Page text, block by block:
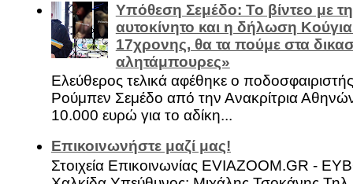
Υπόθεση Σεμέδο: Το βίντεο με
αυτοκίνητο και η δήλωση
17χρονης, θα τα πούμε στα
αλητάμπουρες»
Ελεύθερος τελικά αφέθηκε ο
Ρούμπεν Σεμέδο από την Ανακρίτρια
10.000 ευρώ για το αδίκη...
Επικοινωνήστε μαζί μας!
Στοιχεία Επικοινωνίας EVIAZOOM.GR -